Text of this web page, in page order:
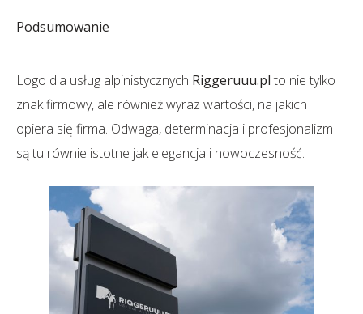
Podsumowanie
Logo dla usług alpinistycznych Riggeruuu.pl to nie tylko
znak firmowy, ale również wyraz wartości, na jakich
opiera się firma. Odwaga, determinacja i profesjonalizm
są tu równie istotne jak elegancja i nowoczesność.